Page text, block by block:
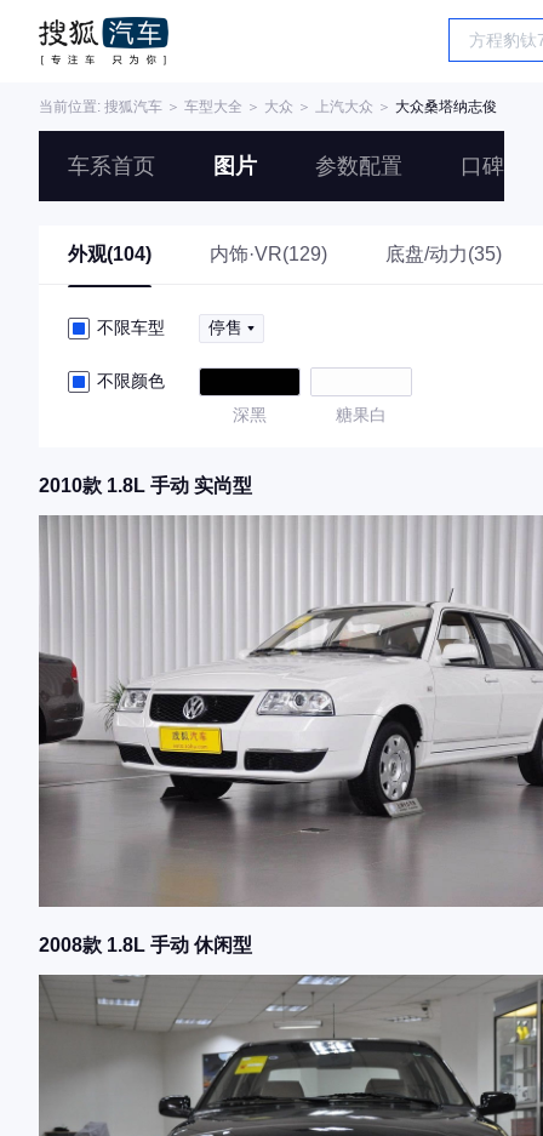
当前位置: 搜狐汽车 ＞ 车型大全 ＞ 大众 ＞ 上汽大众 ＞ 大众桑塔纳志俊
车系首页 图片 参数配置 口碑
外观(104) 内饰·VR(129) 底盘/动力(35)
不限车型 停售
不限颜色
深黑
糖果白
2010款 1.8L 手动 实尚型
2008款 1.8L 手动 休闲型